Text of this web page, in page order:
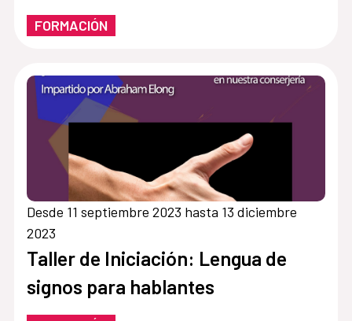
FORMACIÓN
Desde 11 septiembre 2023 hasta 13 diciembre
2023
Taller de Iniciación: Lengua de
signos para hablantes